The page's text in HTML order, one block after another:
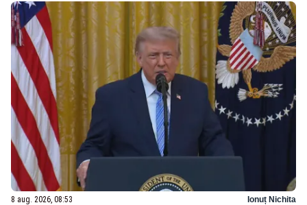
8 aug. 2026, 08:53 Ionuț Nichita